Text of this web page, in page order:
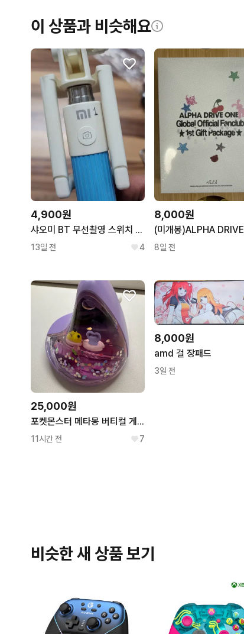
이 상품과 비슷해요
4,900원
샤오미 BT 무선촬영 스위치 셀카봉
13일 전 4
8,000원
8일 전
25,000원
포켓몬스터 메타몽 버티컬 게이밍 포켓몬 캐릭터 블루투스 마우스
11시간 전 7
8,000원
amd 걸 장패드
3일 전
비슷한 새 상품 보기